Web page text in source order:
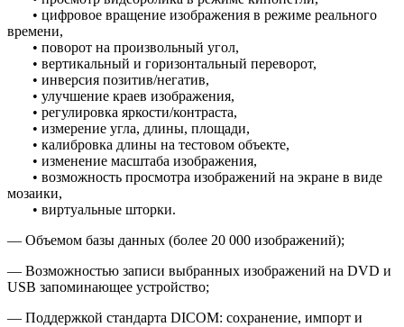
• цифровое вращение изображения в режиме реального
времени,
• поворот на произвольный угол,
• вертикальный и горизонтальный переворот,
• инверсия позитив/негатив,
• улучшение краев изображения,
• регулировка яркости/контраста,
• измерение угла, длины, площади,
• калибровка длины на тестовом объекте,
• изменение масштаба изображения,
• возможность просмотра изображений на экране в виде
мозаики,
• виртуальные шторки.
— Объемом базы данных (более 20 000 изображений);
— Возможностью записи выбранных изображений на DVD и
USB запоминающее устройство;
— Поддержкой стандарта DICOM: сохранение, импорт и